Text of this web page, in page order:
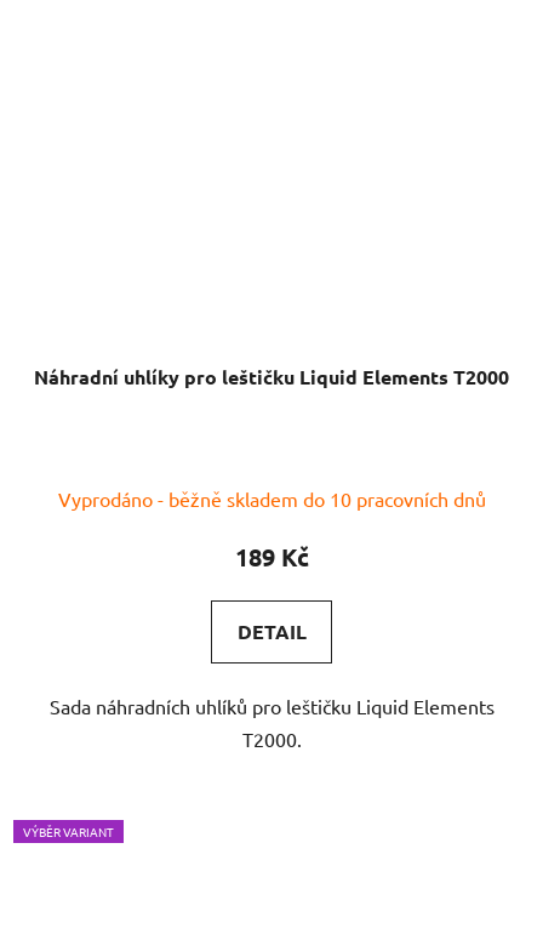
Náhradní uhlíky pro leštičku Liquid Elements T2000
Vyprodáno - běžně skladem do 10 pracovních dnů
189 Kč
DETAIL
Sada náhradních uhlíků pro leštičku Liquid Elements
T2000.
VÝBĚR VARIANT